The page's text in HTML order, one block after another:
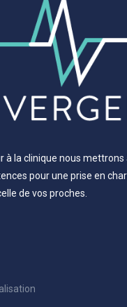
à la clinique nous mettrons
pour une prise en
de vos proches.